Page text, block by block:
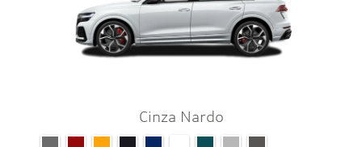
Cinza Nardo